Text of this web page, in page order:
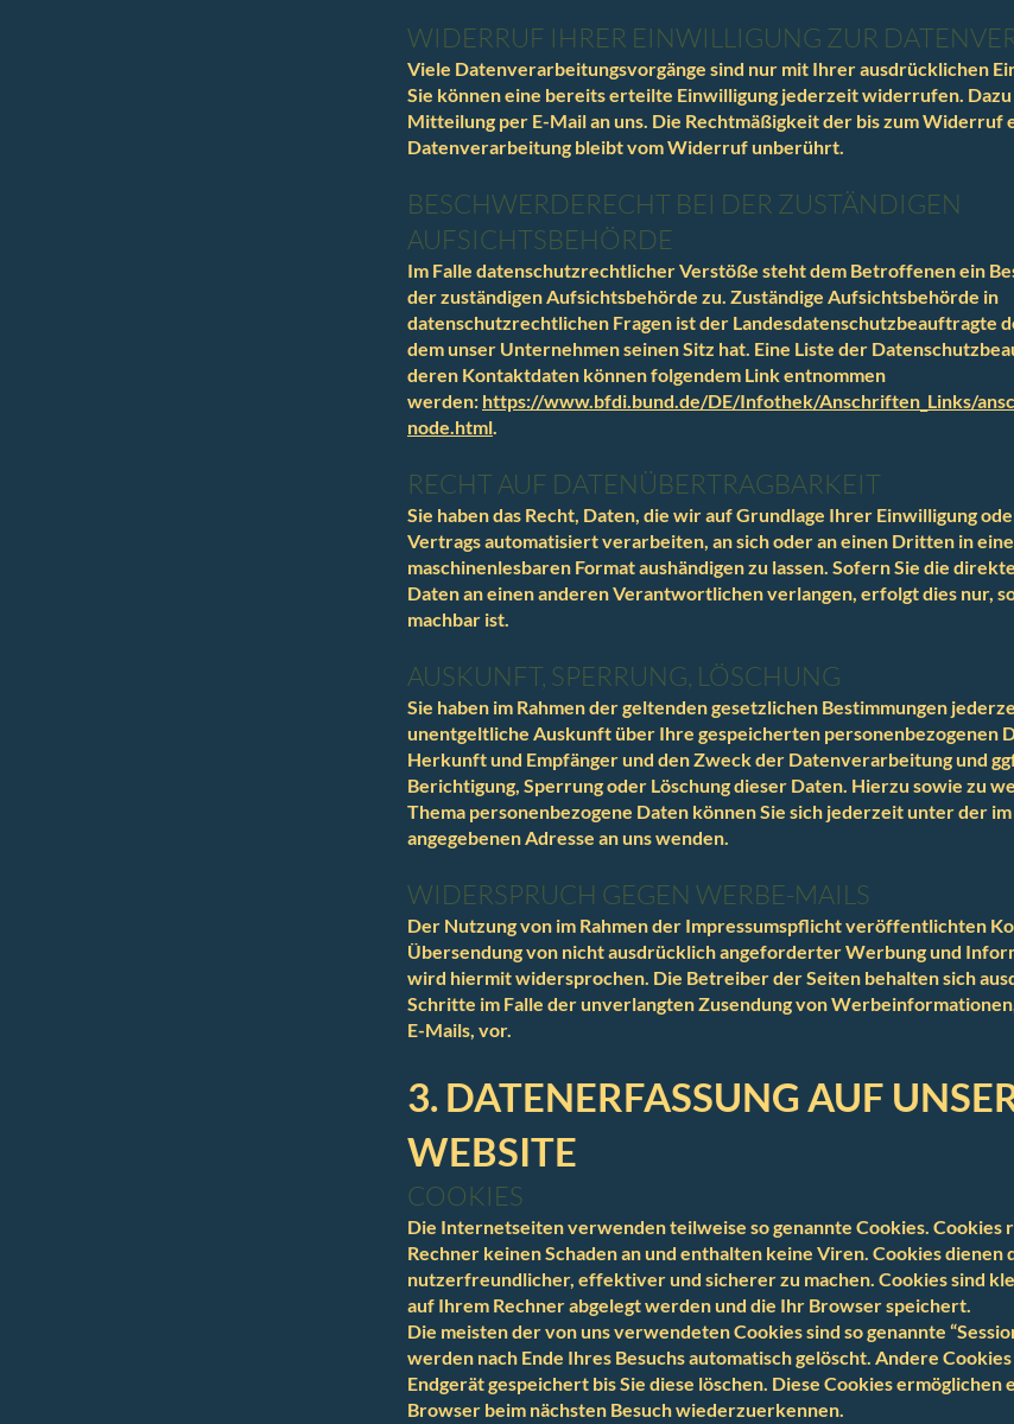
WIDERRUF IHRER EINWILLIGUNG ZUR
Viele Datenverarbeitungsvorgänge sind nur mit Ihrer ausdrücklichen
Sie können eine bereits erteilte Einwilligung jederzeit widerrufen.
Mitteilung per E-Mail an uns. Die Rechtmäßigkeit der bis zum Widerruf
Datenverarbeitung bleibt vom Widerruf unberührt.
BESCHWERDERECHT BEI DER ZUSTÄNDIGEN
AUFSICHTSBEHÖRDE
Im Falle datenschutzrechtlicher Verstöße steht dem Betroffenen ein
der zuständigen Aufsichtsbehörde zu. Zuständige Aufsichtsbehörde in
datenschutzrechtlichen Fragen ist der Landesdatenschutzbeauftragte
dem unser Unternehmen seinen Sitz hat. Eine Liste der
deren Kontaktdaten können folgendem Link entnommen
werden: https://www.bfdi.bund.de/DE/Infothek/Anschriften_Links/
node.html.
RECHT AUF DATENÜBERTRAGBARKEIT
Sie haben das Recht, Daten, die wir auf Grundlage Ihrer Einwilligung
Vertrags automatisiert verarbeiten, an sich oder an einen Dritten in
maschinenlesbaren Format aushändigen zu lassen. Sofern Sie die
Daten an einen anderen Verantwortlichen verlangen, erfolgt dies nur,
machbar ist.
AUSKUNFT, SPERRUNG, LÖSCHUNG
Sie haben im Rahmen der geltenden gesetzlichen Bestimmungen
unentgeltliche Auskunft über Ihre gespeicherten personenbezogenen
Herkunft und Empfänger und den Zweck der Datenverarbeitung und
Berichtigung, Sperrung oder Löschung dieser Daten. Hierzu sowie zu
Thema personenbezogene Daten können Sie sich jederzeit unter der
angegebenen Adresse an uns wenden.
WIDERSPRUCH GEGEN WERBE-MAILS
Der Nutzung von im Rahmen der Impressumspflicht veröffentlichten
Übersendung von nicht ausdrücklich angeforderter Werbung und
wird hiermit widersprochen. Die Betreiber der Seiten behalten sich
Schritte im Falle der unverlangten Zusendung von
E-Mails, vor.
3. DATENERFASSUNG AUF
WEBSITE
COOKIES
Die Internetseiten verwenden teilweise so genannte Cookies. Cookies
Rechner keinen Schaden an und enthalten keine Viren. Cookies dienen
nutzerfreundlicher, effektiver und sicherer zu machen. Cookies sind
auf Ihrem Rechner abgelegt werden und die Ihr Browser speichert.
Die meisten der von uns verwendeten Cookies sind so genannte
werden nach Ende Ihres Besuchs automatisch gelöscht. Andere
Endgerät gespeichert bis Sie diese löschen. Diese Cookies ermöglichen
Browser beim nächsten Besuch wiederzuerkennen.